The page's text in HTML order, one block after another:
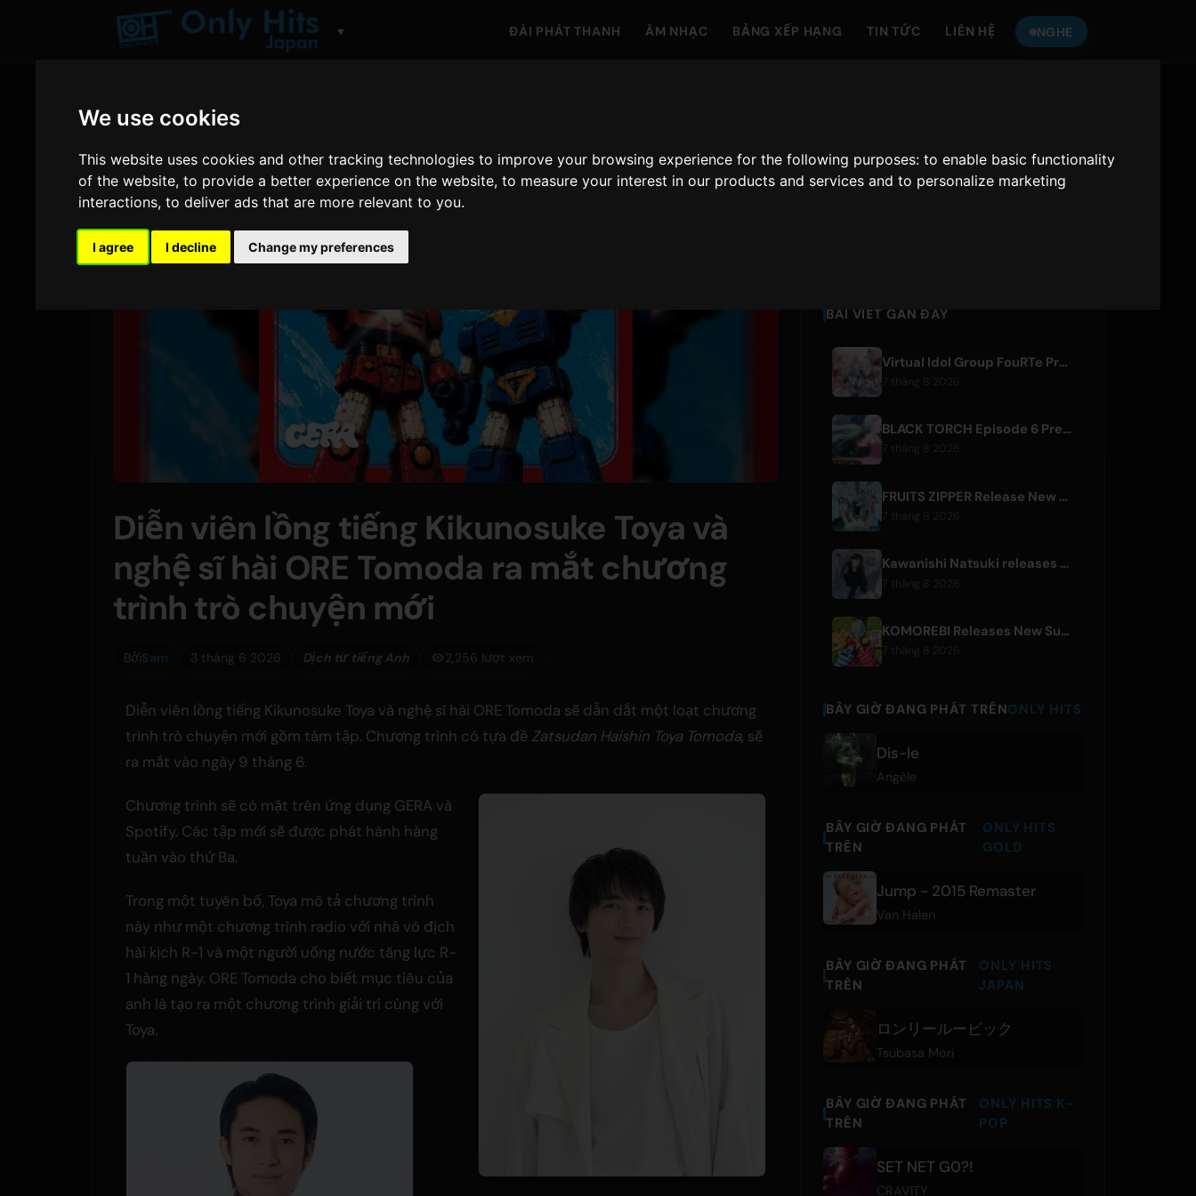
We use cookies
This website uses cookies and other tracking technologies to improve your browsing experience for the following purposes:to enable basic functionality
of the website,to provide a better experience on the website,to measure your interest in our products and services and to personalize marketing
interactions,to deliver ads that are more relevant to you.
I agree I decline Change my preferences
▼ ĐÀI PHÁT THANH ÂM NHẠC BẢNG XẾP HẠNG TIN TỨC LIÊN HỆ NGHE
Diễn viên lồng tiếng Kikunosuke Toya và
nghệ sĩ hài ORE Tomoda ra mắt chương
trình trò chuyện mới
BởiSam 3 tháng 6 2026 Dịch từ tiếng Anh 2,256 lượt xem
Diễn viên lồng tiếng Kikunosuke Toya và nghệ sĩ hài ORE Tomoda sẽ dẫn dắt một loạt chương
trình trò chuyện mới gồm tám tập. Chương trình có tựa đề Zatsudan Haishin Toya Tomoda, sẽ
ra mắt vào ngày 9 tháng 6.
Chương trình sẽ có mặt trên ứng dụng GERA và
Spotify. Các tập mới sẽ được phát hành hàng
tuần vào thứ Ba.
Trong một tuyên bố, Toya mô tả chương trình
này như một chương trình radio với nhà vô địch
hài kịch R-1 và một người uống nước tăng lực R-
1 hàng ngày. ORE Tomoda cho biết mục tiêu của
anh là tạo ra một chương trình giải trí cùng với
Toya.
Only Hits Japan
BÀI VIẾT GẦN ĐÂY
Virtual Idol Group FouRTe Project Debuts with 'ALL IN' Album Produced by m-flo's ☆Taku Takahashi
7 tháng 8 2026
BLACK TORCH Episode 6 Preview and Streaming Details
FRUITS ZIPPER Release New Collaboration Song '1,2,3,FOOOOUR'
Kawanishi Natsuki releases digital single 'Sayonara wa Ichiban Kirei na Atashi de'
KOMOREBI Releases New Summer Single 'Letsu Natsu'
7 tháng 8 2026
BÂY GIỜ ĐANG PHÁT TRÊNONLY HITS
Dis-le
Angèle
BÂY GIỜ ĐANG PHÁT
TRÊN
ONLY HITS
GOLD
Jump - 2015 Remaster
Van Halen
BÂY GIỜ ĐANG PHÁT
TRÊN
ONLY HITS
JAPAN
ロンリールービック
Tsubasa Mori
BÂY GIỜ ĐANG PHÁT
TRÊN
ONLY HITS K-
POP
SET NET G0?!
CRAVITY